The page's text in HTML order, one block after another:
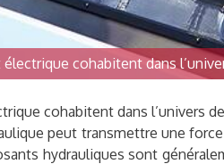
cohabitent dans
cohabitent dans
peut transmettre une
hydrauliques sont